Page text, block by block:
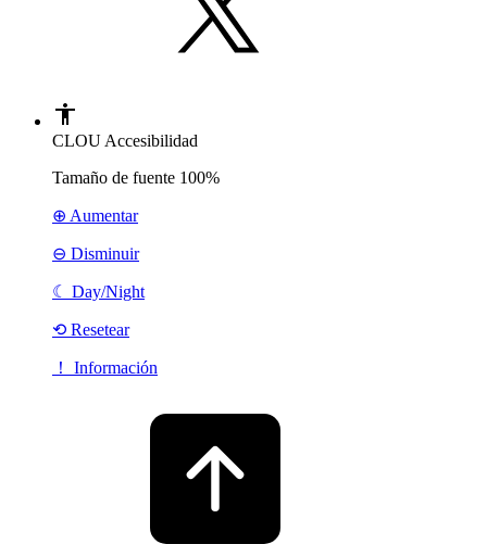
CLOU Accesibilidad
Tamaño de fuente 100%
⊕ Aumentar
⊖ Disminuir
☾ Day/Night
⟲ Resetear
！ Información